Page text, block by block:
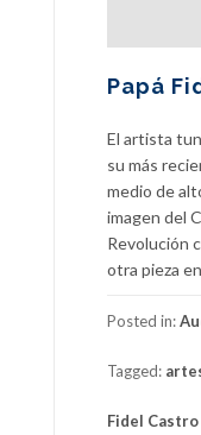
Papá
El artista
su más
medio de
imagen del
Revolución
otra pieza
Posted in:
Tagged:
Fidel Castro